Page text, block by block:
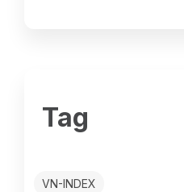
Tag
VN-INDEX